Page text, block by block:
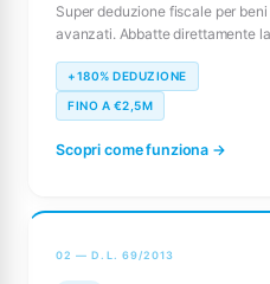
Super deduzione fiscale per
avanzati. Abbatte direttamente
+180% DEDUZIONE
FINO A €2,5M
Scopri come funziona →
02 — D.L. 69/2013